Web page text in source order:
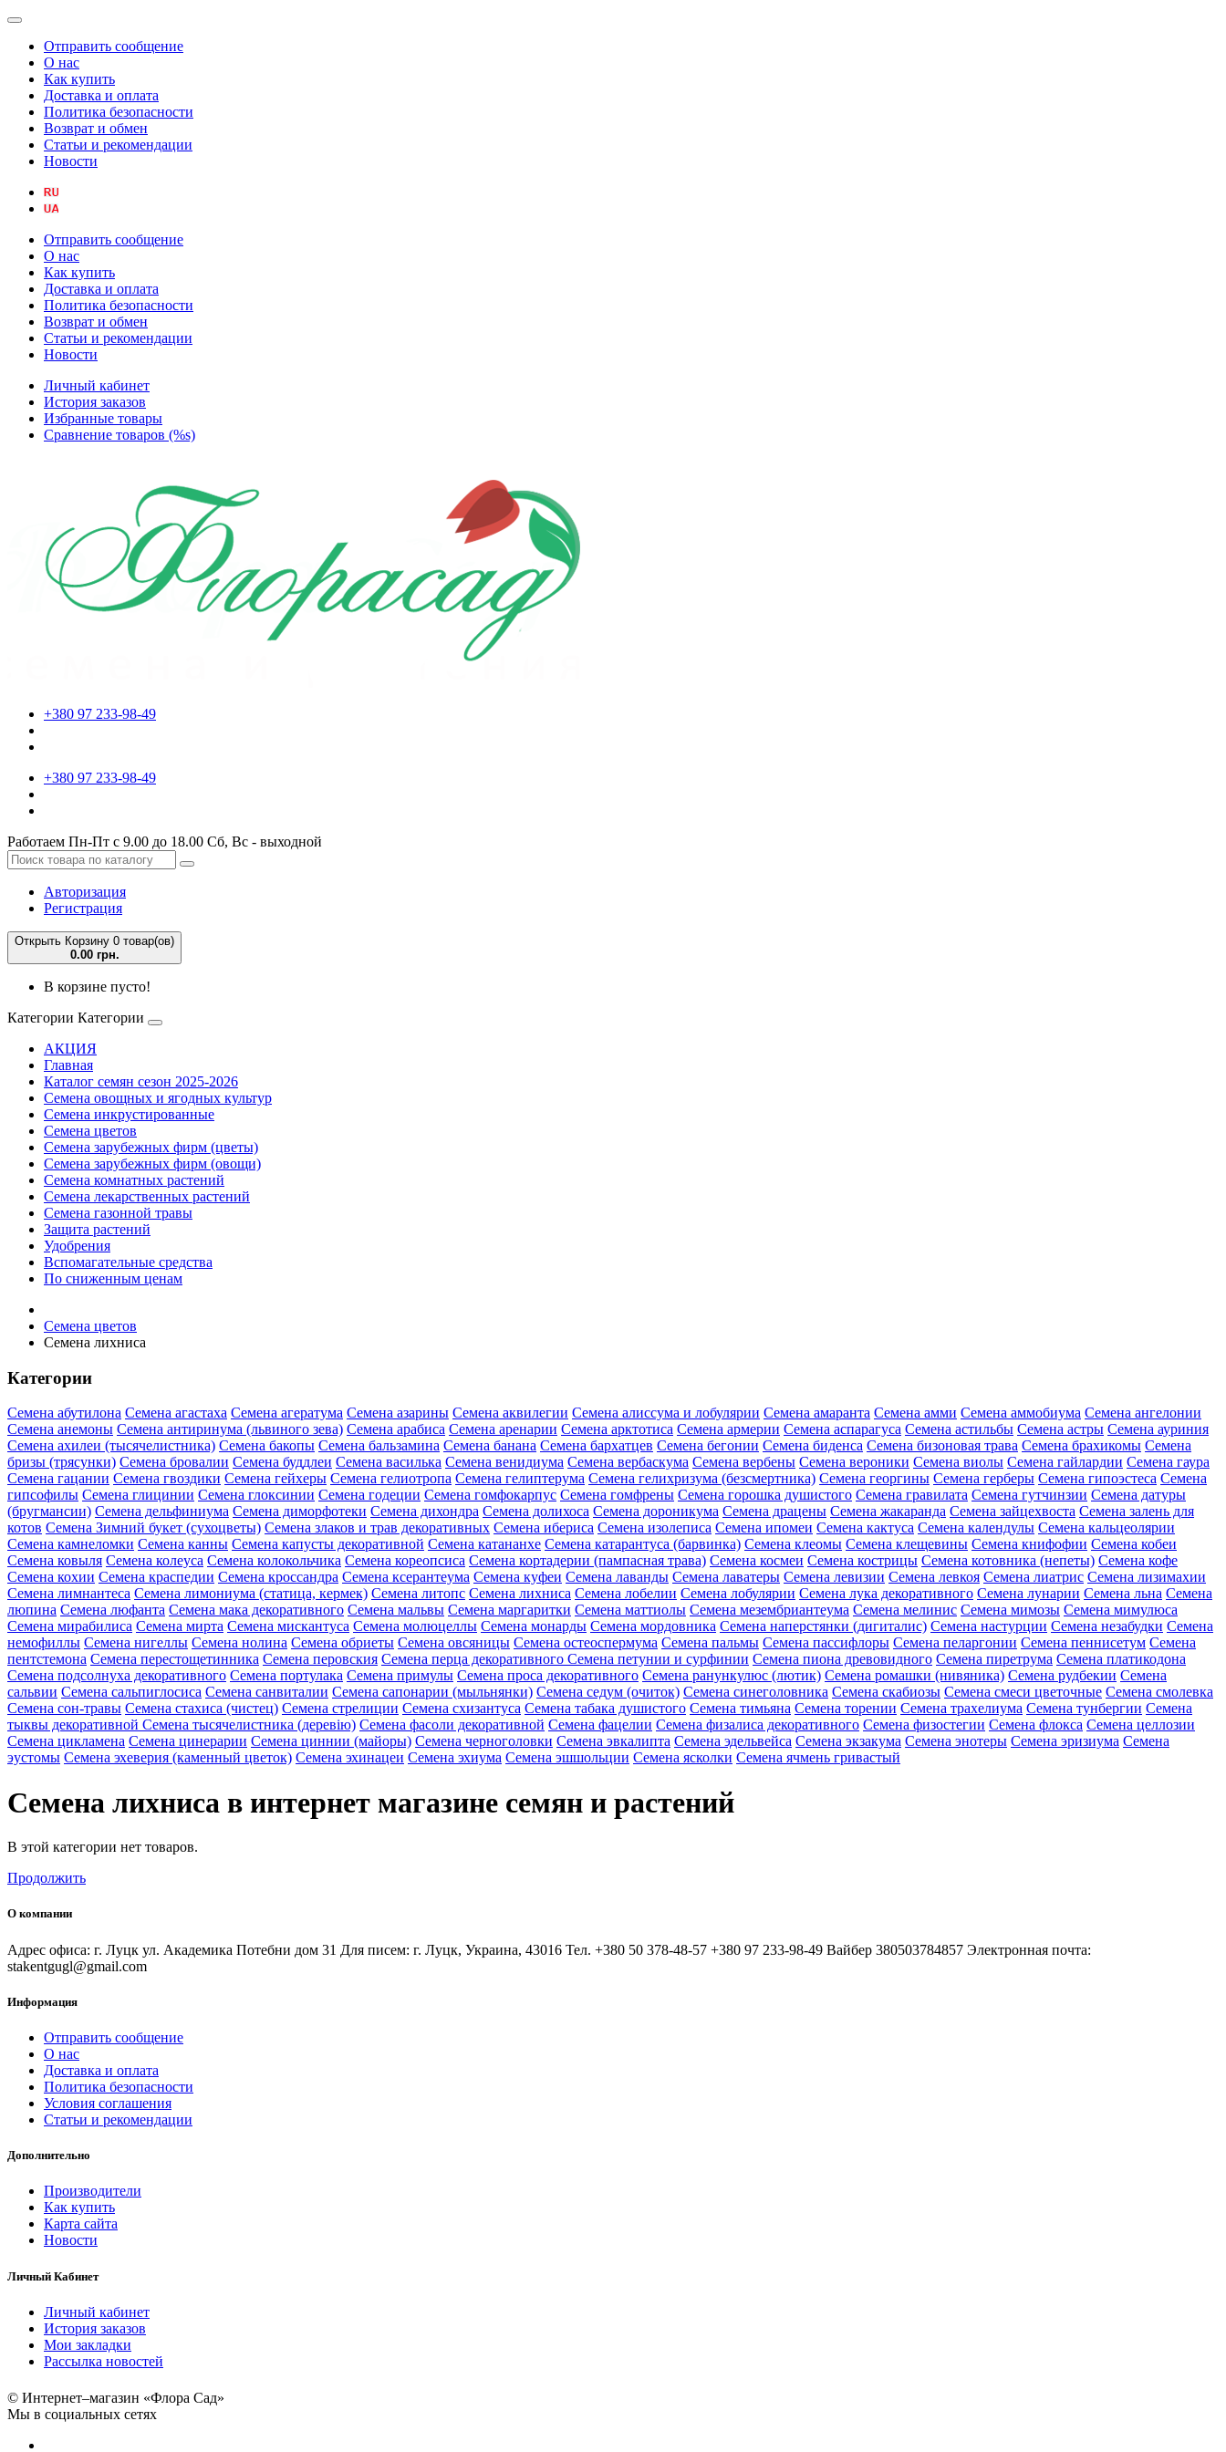
Отправить сообщение
О нас
Как купить
Доставка и оплата
Политика безопасности
Возврат и обмен
Статьи и рекомендации
Новости
Отправить сообщение
О нас
Как купить
Доставка и оплата
Политика безопасности
Возврат и обмен
Статьи и рекомендации
Новости
Личный кабинет
История заказов
Избранные товары
Сравнение товаров (%s)
+380 97 233-98-49
+380 97 233-98-49
Работаем Пн-Пт с 9.00 до 18.00 Сб, Вс - выходной
Авторизация
Регистрация
Открыть Корзину 0 товар(ов)
0.00 грн.
В корзине пусто!
Категории Категории
АКЦИЯ
Главная
Каталог семян сезон 2025-2026
Семена овощных и ягодных культур
Семена инкрустированные
Семена цветов
Семена зарубежных фирм (цветы)
Семена зарубежных фирм (овощи)
Семена комнатных растений
Семена лекарственных растений
Семена газонной травы
Защита растений
Удобрения
Вспомагательные средства
По сниженным ценам
Семена цветов
Семена лихниса
Категории
Семена абутилона Семена агастаха Семена агератума Семена азарины Семена аквилегии Семена алиссума и лобулярии Семена амаранта Семена амми Семена аммобиума Семена ангелонии
Семена анемоны Семена антиринума (львиного зева) Семена арабиса Семена аренарии Семена арктотиса Семена армерии Семена аспарагуса Семена астильбы Семена астры Семена ауриния
Семена ахилеи (тысячелистника) Семена бакопы Семена бальзамина Семена банана Семена бархатцев Семена бегонии Семена биденса Семена бизоновая трава Семена брахикомы Семена
бризы (трясунки) Семена бровалии Семена буддлеи Семена василька Семена венидиума Семена вербаскума Семена вербены Семена вероники Семена виолы Семена гайлардии Семена гаура
Семена гацании Семена гвоздики Семена гейхеры Семена гелиотропа Семена гелиптерума Семена гелихризума (безсмертника) Семена георгины Семена герберы Семена гипоэстеса Семена
гипсофилы Семена глицинии Семена глоксинии Семена годеции Семена гомфокарпус Семена гомфрены Семена горошка душистого Семена гравилата Семена гутчинзии Семена датуры
(бругмансии) Семена дельфиниума Семена диморфотеки Семена дихондра Семена долихоса Семена дороникума Семена драцены Семена жакаранда Семена зайцехвоста Семена залень для
котов Семена Зимний букет (сухоцветы) Семена злаков и трав декоративных Семена ибериса Семена изолеписа Семена ипомеи Семена кактуса Семена календулы Семена кальцеолярии
Семена камнеломки Семена канны Семена капусты декоративной Семена катананхе Семена катарантуса (барвинка) Семена клеомы Семена клещевины Семена книфофии Семена кобеи
Семена ковыля Семена колеуса Семена колокольчика Семена кореопсиса Семена кортадерии (пампасная трава) Семена космеи Семена кострицы Семена котовника (непеты) Семена кофе
Семена кохии Семена краспедии Семена кроссандра Семена ксерантеума Семена куфеи Семена лаванды Семена лаватеры Семена левизии Семена левкоя Семена лиатрис Семена лизимахии
Семена лимнантеса Семена лимониума (статица, кермек) Семена литопс Семена лихниса Семена лобелии Семена лобулярии Семена лука декоративного Семена лунарии Семена льна Семена
люпина Семена люфанта Семена мака декоративного Семена мальвы Семена маргаритки Семена маттиолы Семена мезембриантеума Семена мелинис Семена мимозы Семена мимулюса
Семена мирабилиса Семена мирта Семена мискантуса Семена молюцеллы Семена монарды Семена мордовника Семена наперстянки (дигиталис) Семена настурции Семена незабудки Семена
немофиллы Семена нигеллы Семена нолина Семена обриеты Семена овсяницы Семена остеоспермума Семена пальмы Семена пассифлоры Семена пеларгонии Семена пеннисетум Семена
пентстемона Семена перестощетинника Семена перовския Семена перца декоративного Семена петунии и сурфинии Семена пиона древовидного Семена пиретрума Семена платикодона
Семена подсолнуха декоративного Семена портулака Семена примулы Семена проса декоративного Семена ранункулюс (лютик) Семена ромашки (нивяника) Семена рудбекии Семена
сальвии Семена сальпиглосиса Семена санвиталии Семена сапонарии (мыльнянки) Семена седум (очиток) Семена синеголовника Семена скабиозы Семена смеси цветочные Семена смолевка
Семена сон-травы Семена стахиса (чистец) Семена стрелиции Семена схизантуса Семена табака душистого Семена тимьяна Семена торении Семена трахелиума Семена тунбергии Семена
тыквы декоративной Семена тысячелистника (деревію) Семена фасоли декоративной Семена фацелии Семена физалиса декоративного Семена физостегии Семена флокса Семена целлозии
Семена цикламена Семена цинерарии Семена циннии (майоры) Семена черноголовки Семена эвкалипта Семена эдельвейса Семена экзакума Семена энотеры Семена эризиума Семена
эустомы Семена эхеверия (каменный цветок) Семена эхинацеи Семена эхиума Семена эшшольции Семена ясколки Семена ячмень гривастый
Семена лихниса в интернет магазине семян и растений
В этой категории нет товаров.
Продолжить
О компании
Адрес офиса: г. Луцк ул. Академика Потебни дом 31 Для писем: г. Луцк, Украина, 43016 Тел. +380 50 378-48-57 +380 97 233-98-49 Вайбер 380503784857 Электронная почта:
stakentgugl@gmail.com
Информация
Отправить сообщение
О нас
Доставка и оплата
Политика безопасности
Условия соглашения
Статьи и рекомендации
Дополнительно
Производители
Как купить
Карта сайта
Новости
Личный Кабинет
Личный кабинет
История заказов
Мои закладки
Рассылка новостей
© Интернет–магазин «Флора Сад»
Мы в социальных сетях